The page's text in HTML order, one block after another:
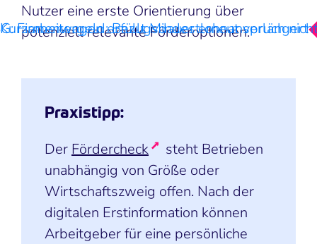
Nutzer eine erste Orientierung über
potenziell relevante Förderoptionen.
Praxistipp:
Der Fördercheck
steht Betrieben
unabhängig von Größe oder
Wirtschaftszweig offen. Nach der
digitalen Erstinformation können
Arbeitgeber für eine persönliche
Kurzarbeitergeld: Bezugsdauer erneut verlängert
Firmenwagen erfüllt Mindestlohnanspruch